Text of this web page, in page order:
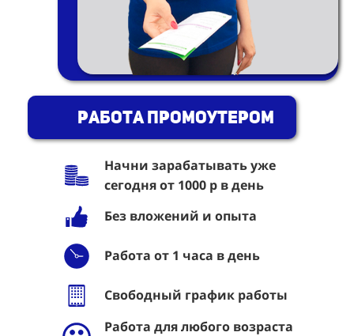
Работа промоутером
Начни зарабатывать уже
сегодня от 1000 р в день
Без вложений и опыта
Работа от 1 часа в день
Свободный график работы
Работа для любого возраста